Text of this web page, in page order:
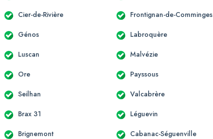
Cier-de-Rivière Frontignan-de-Comminges
Génos Labroquère
Luscan Malvézie
Ore Payssous
Seilhan Valcabrère
Brax 31 Léguevin
Brignemont Cabanac-Séguenville